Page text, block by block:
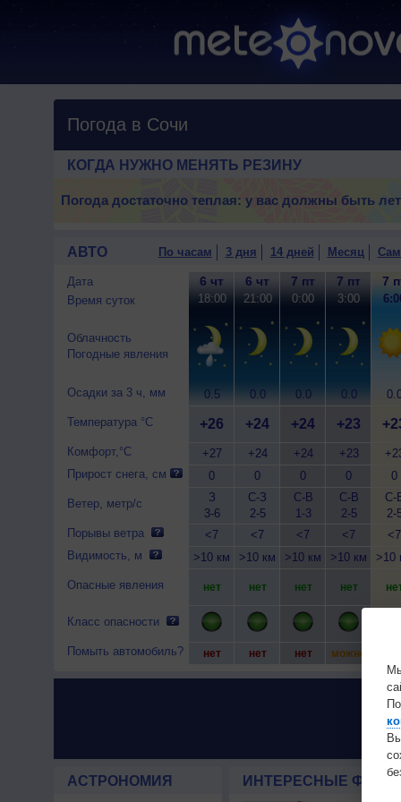
Погода в Сочи
КОГДА НУЖНО МЕНЯТЬ РЕЗИНУ
Погода достаточно теплая: у вас должны быть
АВТО По часам 3 дня 14 дней Месяц
Дата
Время суток
Облачность
Погодные явления
Осадки за 3 ч, мм
Температура °C
Комфорт,°C
Прирост снега, см
Ветер, метр/с
Порывы ветра
Видимость, м
Опасные явления
Класс опасности
Помыть автомобиль?
6 чт
18:00
0.5
+26
+27
0
З
3-6
<7
>10 км
нет
нет
6 чт
21:00
0.0
+24
+24
0
С-З
2-5
<7
>10 км
нет
нет
7 пт
0:00
0.0
+24
+24
0
С-В
1-3
<7
>10 км
нет
нет
7 пт
3:00
0.0
+23
+23
0
С-В
2-5
<7
>10 км
нет
можно
7
0
С-
2-
<7
>10
АСТРОНОМИЯ ИНТЕРЕСНЫЕ